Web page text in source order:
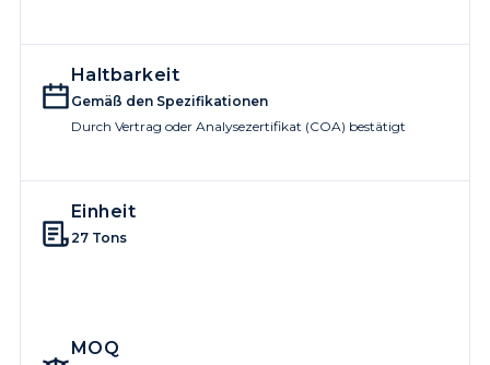
Haltbarkeit
Gemäß den Spezifikationen
Durch Vertrag oder Analysezertifikat (COA) bestätigt
Einheit
27 Tons
MOQ